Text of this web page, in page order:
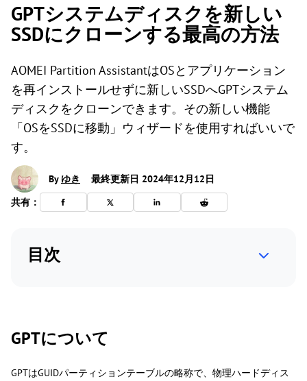
GPTシステムディスクを新しい
SSDにクローンする最高の方法
AOMEI Partition AssistantはOSとアプリケーション
を再インストールせずに新しいSSDへGPTシステム
ディスクをクローンできます。その新しい機能
「OSをSSDに移動」ウィザードを使用すればいいで
す。
By ゆき
最終更新日 2024年12月12日
共有：
目次
GPTについて
GPTはGUIDパーティションテーブルの略称で、物理ハードディス